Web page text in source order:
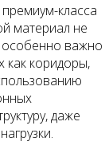
класса
материал не
важно
как коридоры,
даже